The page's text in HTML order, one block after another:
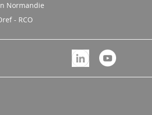
Normandie
- RCO